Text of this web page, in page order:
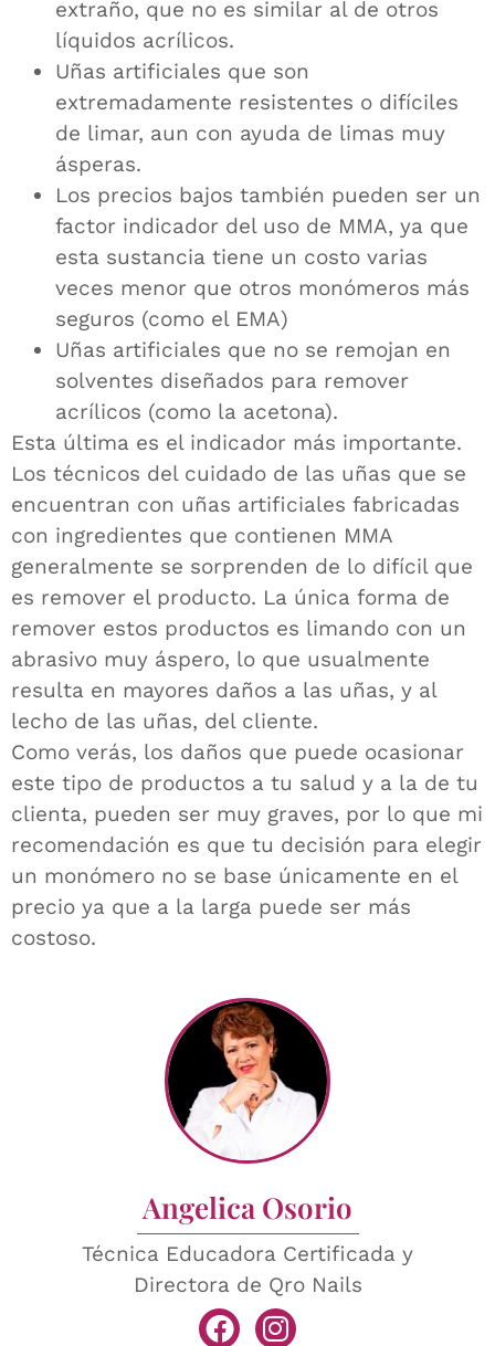
extraño, que no es similar al de otros
líquidos acrílicos.
Uñas artificiales que son
extremadamente resistentes o difíciles
de limar, aun con ayuda de limas muy
ásperas.
Los precios bajos también pueden ser un
factor indicador del uso de MMA, ya que
esta sustancia tiene un costo varias
veces menor que otros monómeros más
seguros (como el EMA)
Uñas artificiales que no se remojan en
solventes diseñados para remover
acrílicos (como la acetona).
Esta última es el indicador más importante.
Los técnicos del cuidado de las uñas que se
encuentran con uñas artificiales fabricadas
con ingredientes que contienen MMA
generalmente se sorprenden de lo difícil que
es remover el producto. La única forma de
remover estos productos es limando con un
abrasivo muy áspero, lo que usualmente
resulta en mayores daños a las uñas, y al
lecho de las uñas, del cliente.
Como verás, los daños que puede ocasionar
este tipo de productos a tu salud y a la de tu
clienta, pueden ser muy graves, por lo que mi
recomendación es que tu decisión para elegir
un monómero no se base únicamente en el
precio ya que a la larga puede ser más
costoso.
Angelica Osorio
Técnica Educadora Certificada y
Directora de Qro Nails